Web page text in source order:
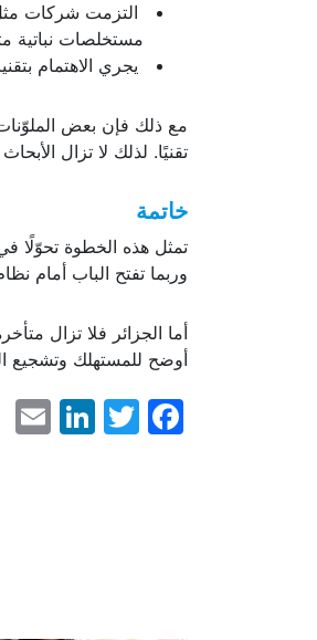
مستخلصات نباتية
يجري الاهتمام
مع ذلك فإن بعض
تقنيًا. لذلك لا تزال
خاتمة
تمثل هذه الخطوة تحوّلًا
وربما تفتح الباب أمام
أما الجزائر فلا تزال
أوضح للمستهلك وتشجيع
Facebook
Twitter